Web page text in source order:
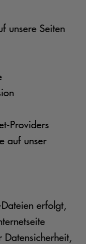
Seiten
Providers
unser
erfolgt,
Datensicherheit,